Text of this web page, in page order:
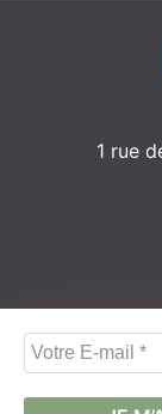
V
o
t
1 rue